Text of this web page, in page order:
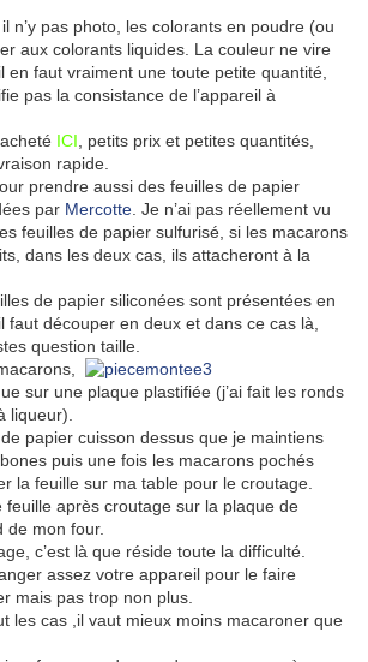
n’y pas photo, les colorants en poudre (ou
aux colorants liquides. La couleur ne vire
en faut vraiment une toute petite quantité,
pas la consistance de l’appareil à
ICI , petits prix et petites quantités,
rapide.
prendre aussi des feuilles de papier
par Mercotte . Je n’ai pas réellement vu
feuilles de papier sulfurisé, si les macarons
dans les deux cas, ils attacheront à la
de papier siliconées sont présentées en
faut découper en deux et dans ce cas là,
question taille.
sur une plaque plastifiée (j’ai fait les ronds
liqueur).
papier cuisson dessus que je maintiens
puis une fois les macarons pochés
la feuille sur ma table pour le croutage.
feuille après croutage sur la plaque de
de mon four.
c’est là que réside toute la difficulté.
assez votre appareil pour le faire
mais pas trop non plus.
les cas ,il vaut mieux moins macaroner que